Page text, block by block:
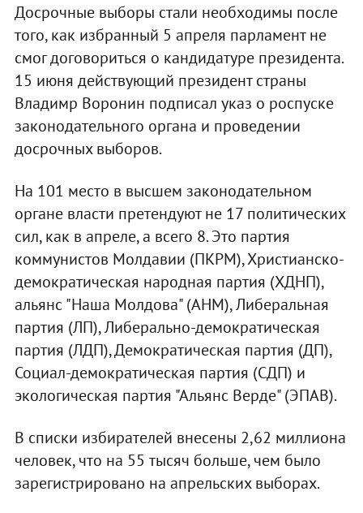
Досрочные выборы стали необходимы после
того, как избранный 5 апреля парламент не
смог договориться о кандидатуре президента.
15 июня действующий президент страны
Владимр Воронин подписал указ о роспуске
законодательного органа и проведении
досрочных выборов.
На 101 место в высшем законодательном
органе власти претендуют не 17 политических
сил, как в апреле, а всего 8. Это партия
коммунистов Молдавии (ПКРМ), Христианско-
демократическая народная партия (ХДНП),
альянс "Наша Молдова" (АНМ), Либеральная
партия (ЛП), Либерально-демократическая
партия (ЛДП), Демократическая партия (ДП),
Социал-демократическая партия (СДП) и
экологическая партия "Альянс Верде" (ЭПАВ).
В списки избирателей внесены 2,62 миллиона
человек, что на 55 тысяч больше, чем было
зарегистрировано на апрельских выборах.